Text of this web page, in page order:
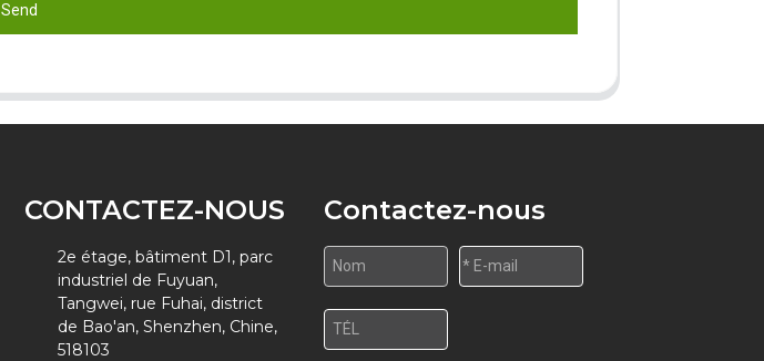
Send
CONTACTEZ-NOUS
2e étage, bâtiment D1, parc
industriel de Fuyuan,
Tangwei, rue Fuhai, district
de Bao'an, Shenzhen, Chine,
518103
Contactez-nous